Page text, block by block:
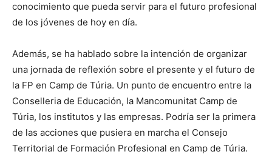
conocimiento que pueda servir para el futuro profesional
de los jóvenes de hoy en día.
Además, se ha hablado sobre la intención de organizar
una jornada de reflexión sobre el presente y el futuro de
la FP en Camp de Túria. Un punto de encuentro entre la
Conselleria de Educación, la Mancomunitat Camp de
Túria, los institutos y las empresas. Podría ser la primera
de las acciones que pusiera en marcha el Consejo
Territorial de Formación Profesional en Camp de Túria.